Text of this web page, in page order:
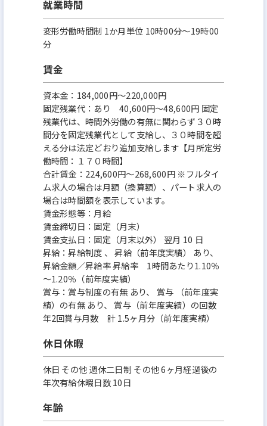
就業時間
変形労働時間制 1か月単位 10時00分〜19時00
分
賃金
資本金：184,000円〜220,000円
固定残業代：あり 40,600円～48,600円 固定
残業代は、時間外労働の有無に関わらず３０時
間分を固定残業代として支給し、３０時間を超
える分は法定どおり追加支給します【月所定労
働時間：１７０時間】
合計賃金：224,600円～268,600円 ※フルタイ
ム求人の場合は月額（換算額）、パート求人の
場合は時間額を表示しています。
賃金形態等：月給
賃金締切日：固定（月末）
賃金支払日：固定（月末以外） 翌月 10 日
昇給：昇給制度 、 昇給（前年度実績） あり、
昇給金額／昇給率 昇給率 1時間あたり1.10％
～1.20％（前年度実績）
賞与：賞与制度の有無 あり、 賞与 （前年度実
績）の有無 あり、 賞与（前年度実績）の回数
年2回賞与月数 計 1.5ヶ月分（前年度実績）
休日休暇
休日 その他 週休二日制 その他 6ヶ月経過後の
年次有給休暇日数 10日
年齢